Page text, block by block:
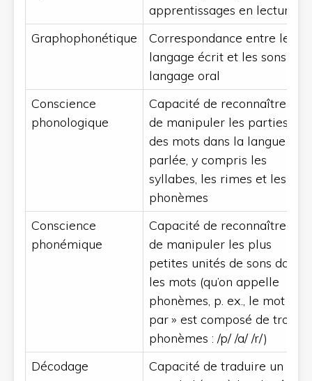
apprentissages en lecture
Graphophonétique
Correspondance entre le
langage écrit et les sons du
langage oral
Conscience
phonologique
Capacité de reconnaître et
de manipuler les parties
des mots dans la langue
parlée, y compris les
syllabes, les rimes et les
phonèmes
Conscience
phonémique
Capacité de reconnaître et
de manipuler les plus
petites unités de sons dans
les mots (qu’on appelle
phonèmes, p. ex., le mot «
par » est composé de trois
phonèmes : /p/ /a/ /r/)
Décodage
Capacité de traduire un